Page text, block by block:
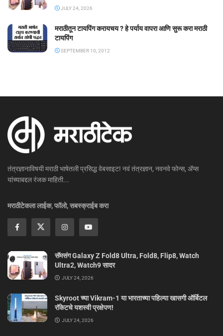
JULY 24, 2026
मराठीतून टायपिंग करायचय ? हे पर्याय वापरा आणि सुरू करा मराठी
टायपिंग
SEPTEMBER 10, 2012
तंत्रज्ञानाविषयी मराठी भाषेतली प्रसिद्ध वेबसाइट! नवं तंत्रज्ञान, नवनवे फोन्स, ॲप्स
यांच्याबद्दल रंजक माहिती...
मराठीटेकला लाईक, फॉलो, सबस्क्राईब करा
सॅमसंग Galaxy Z Fold8 Ultra, Fold8, Flip8, Watch
Ultra2, Watch9 सादर
JULY 24, 2026
Skyroot च्या Vikram-1 या भारताच्या पहिल्या खासगी ऑर्बिटल
रॉकेटचे यशस्वी प्रक्षेपण!
JULY 24, 2026